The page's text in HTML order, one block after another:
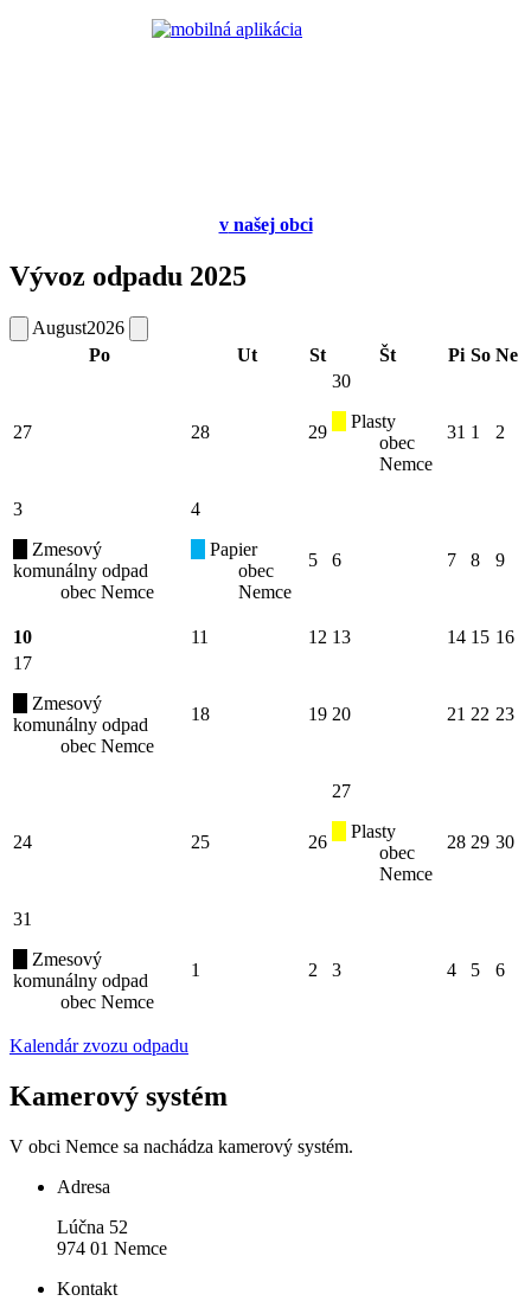
vnašej obci
Vývoz odpadu 2025
August2026
Po
Ut St Št Pi So Ne
27 28 29
30
Plasty
obec
Nemce
31 1 2
3
Zmesový
komunálny odpad
obec Nemce
4
Papier
obec
Nemce
5 6 7 8 9
10 11 12 13 14 15 16
17
Zmesový
komunálny odpad
obec Nemce
18 19 20 21 22 23
24 25 26
27
Plasty
obec
Nemce
28 29 30
31
Zmesový
komunálny odpad
obec Nemce
1 2 3 4 5 6
Kalendár zvozu odpadu
Kamerový systém
V obci Nemce sa nachádza kamerový systém.
Adresa
Lúčna 52
974 01 Nemce
Kontakt